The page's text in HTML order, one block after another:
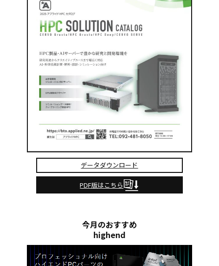
データダウンロード
PDF版はこちら
今月のおすすめ
highend